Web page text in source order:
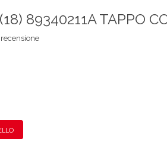
89340211A TAPPO